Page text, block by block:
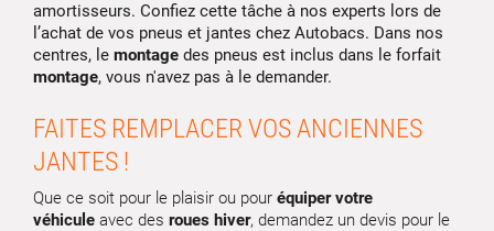
amortisseurs. Confiez cette tâche à nos experts lors de
l’achat de vos pneus et jantes chez Autobacs. Dans nos
centres, le montage des pneus est inclus dans le forfait
montage, vous n'avez pas à le demander.
FAITES REMPLACER VOS ANCIENNES
JANTES !
Que ce soit pour le plaisir ou pour équiper votre
véhicule avec des roues hiver, demandez un devis pour le